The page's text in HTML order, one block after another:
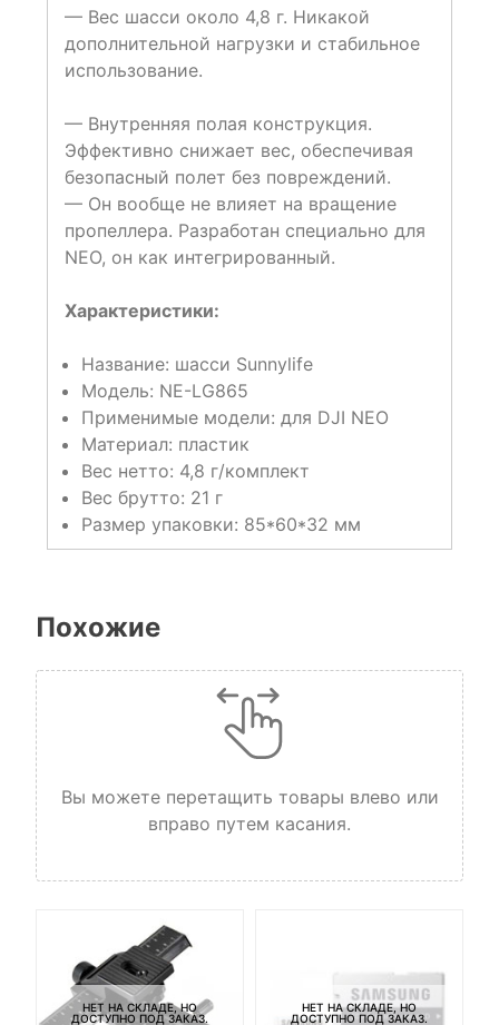
— Вес шасси около 4,8 г. Никакой
дополнительной нагрузки и стабильное
использование.
— Внутренняя полая конструкция.
Эффективно снижает вес, обеспечивая
безопасный полет без повреждений.
— Он вообще не влияет на вращение
пропеллера. Разработан специально для
NEO, он как интегрированный.
Характеристики:
Название: шасси Sunnylife
Модель: NE-LG865
Применимые модели: для DJI NEO
Материал: пластик
Вес нетто: 4,8 г/комплект
Вес брутто: 21 г
Размер упаковки: 85*60*32 мм
Похожие
Вы можете перетащить товары влево или
вправо путем касания.
НЕТ НА СКЛАДЕ, НО
ДОСТУПНО ПОД ЗАКАЗ.
НЕТ НА СКЛАДЕ, НО
ДОСТУПНО ПОД ЗАКАЗ.